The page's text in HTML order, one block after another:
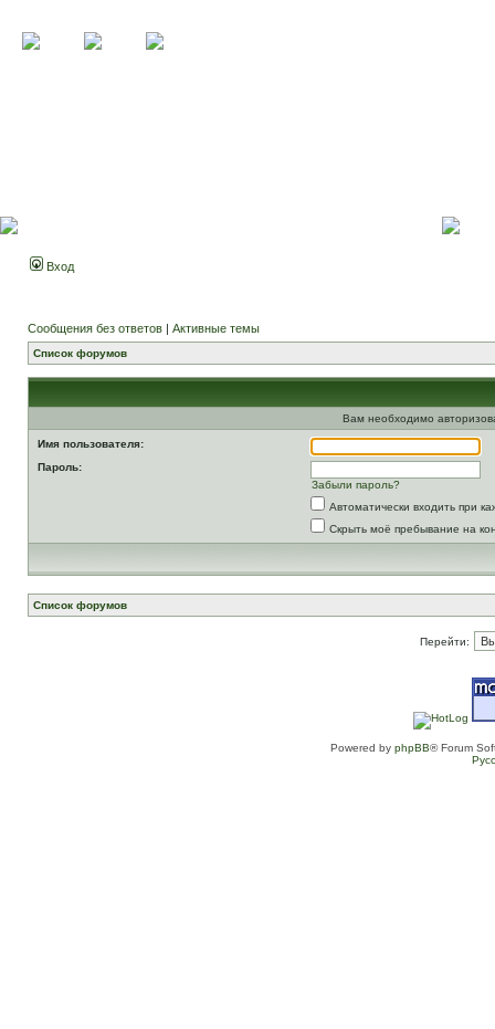
Вход
Сообщения без ответов | Активные темы
Список форумов
Вам необходимо
Имя пользователя:
Пароль:
Забыли пароль?
Автоматически входить при
Скрыть моё пребывание на
Список форумов
Перейти:
Powered by phpBB® Forum